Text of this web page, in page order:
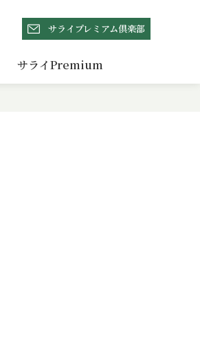
サライプレミアム倶楽部
サライPremium